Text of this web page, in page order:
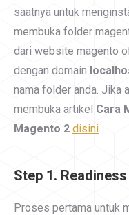
saatnya untuk
membuka folder
dari website magento
dengan domain
nama folder anda. Jika
membuka artikel Cara
Magento 2 disini.
Step 1.
Proses pertama untuk